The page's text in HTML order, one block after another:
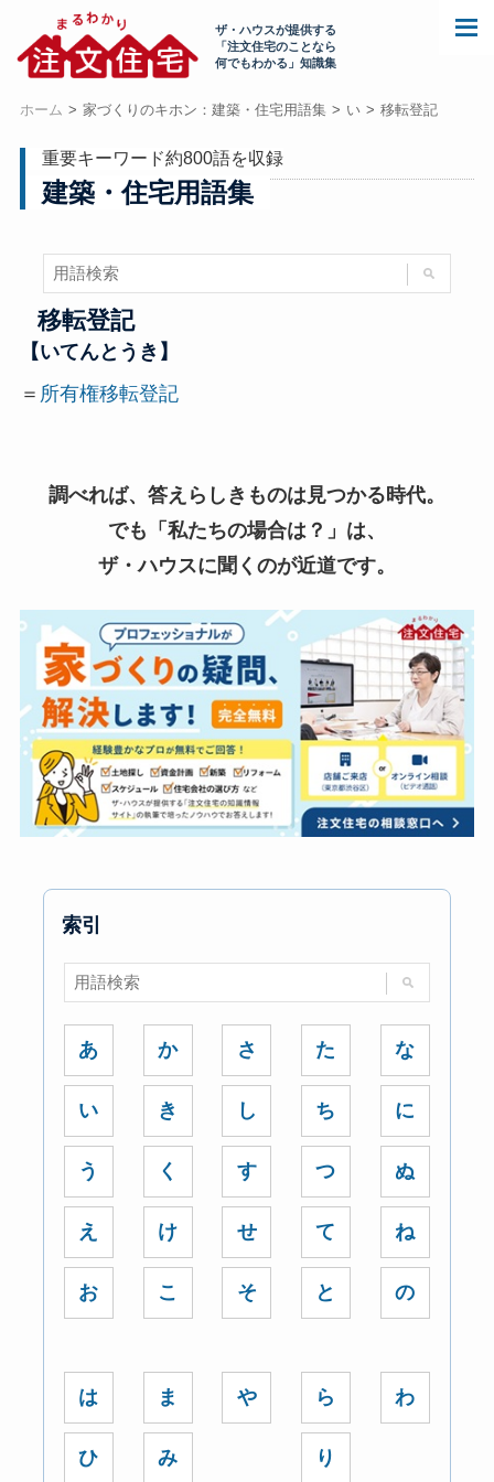
ザ・ハウスが提供する
「注文住宅のことなら
何でもわかる」知識集
ホーム 家づくりのキホン：建築・住宅用語集 い 移転登記
重要キーワード約800語を収録
建築・住宅用語集
移転登記
【いてんとうき】
＝ 所有権移転登記
調べれば、答えらしきものは見つかる時代。
でも「私たちの場合は？」は、
ザ・ハウスに聞くのが近道です。
索引
あ
い
う
え
お
か
き
く
け
こ
さ
し
す
せ
そ
た
ち
つ
て
と
な
に
ぬ
ね
の
は
ひ
ま
み
や ら
り
わ